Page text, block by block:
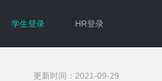
学生登录 HR登录
更新时间：2021-09-29